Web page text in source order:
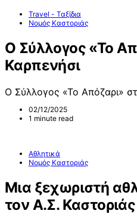
Travel - Ταξίδια
Νομός Καστοριάς
Ο Σύλλογος «Το
Καρπενήσι
Ο Σύλλογος «Το Απόζαρι»
02/12/2025
1 minute read
Αθλητικά
Νομός Καστοριάς
Μια ξεχωριστή
τον Α.Σ. Καστοριάς